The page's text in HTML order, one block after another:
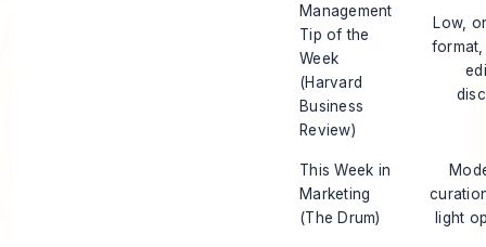
Management
Tip of the
Week
(Harvard
Business
Review)
Low,
This Week in
Marketing
(The Drum)
light